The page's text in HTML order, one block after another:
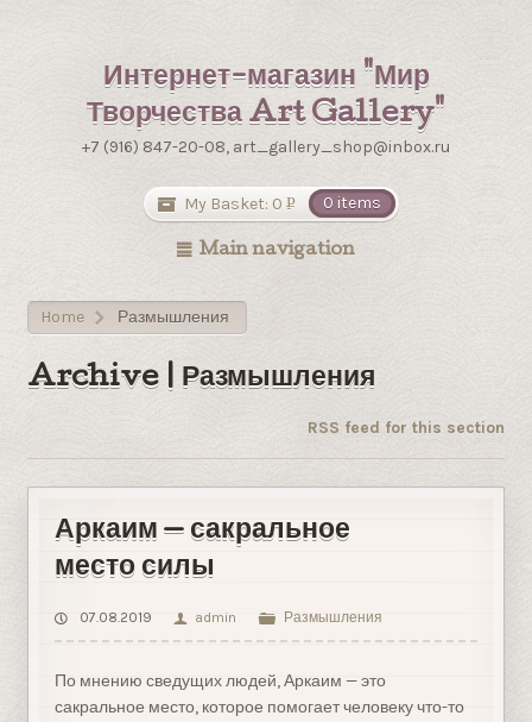
Интернет-магазин "Мир
Творчества Art Gallery"
+7 (916) 847-20-08, art_gallery_shop@inbox.ru
My Basket: 0Р
0 items
Main navigation
Home > Размышления
Archive | Размышления
RSS feed for this section
Аркаим — сакральное
место силы
07.08.2019 admin Размышления
По мнению сведущих людей, Аркаим — это
сакральное место, которое помогает человеку что-то